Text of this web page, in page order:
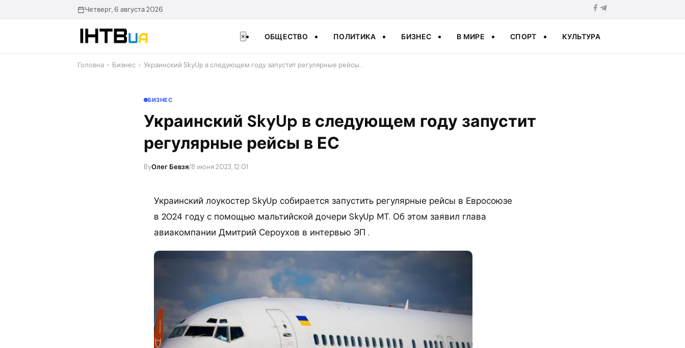
Четверг, 6 августа 2026
× ОБЩЕСТВО ПОЛИТИКА БИЗНЕС В МИРЕ СПОРТ КУЛЬТУРА
Головна › Бизнес › Украинский SkyUp в следующем году запустит регулярные рейсы…
БИЗНЕС
Украинский SkyUp в следующем году запустит
регулярные рейсы в ЕС
ByОлег Бевзя/8 июня 2023, 12:01
Украинский лоукостер SkyUp собирается запустить регулярные рейсы в Евросоюзе
в 2024 году с помощью мальтийской дочери SkyUp MT. Об этом заявил глава
авиакомпании Дмитрий Сероухов в интервью ЭП .